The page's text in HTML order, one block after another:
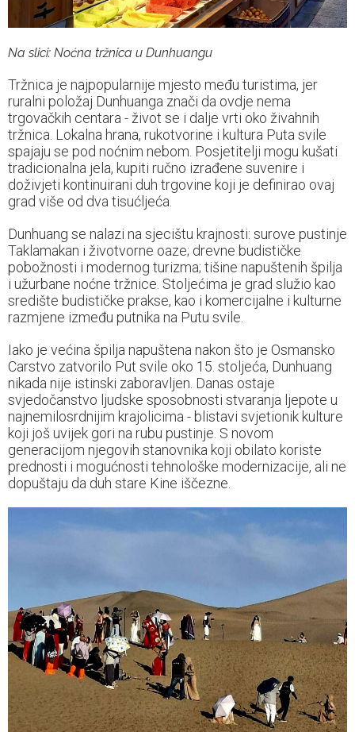
Na slici: Noćna tržnica u Dunhuangu
Tržnica je najpopularnije mjesto među turistima, jer
ruralni položaj Dunhuanga znači da ovdje nema
trgovačkih centara - život se i dalje vrti oko živahnih
tržnica. Lokalna hrana, rukotvorine i kultura Puta svile
spajaju se pod noćnim nebom. Posjetitelji mogu kušati
tradicionalna jela, kupiti ručno izrađene suvenire i
doživjeti kontinuirani duh trgovine koji je definirao ovaj
grad više od dva tisućljeća.
Dunhuang se nalazi na sjecištu krajnosti: surove pustinje
Taklamakan i životvorne oaze; drevne budističke
pobožnosti i modernog turizma; tišine napuštenih špilja
i užurbane noćne tržnice. Stoljećima je grad služio kao
središte budističke prakse, kao i komercijalne i kulturne
razmjene između putnika na Putu svile.
Iako je većina špilja napuštena nakon što je Osmansko
Carstvo zatvorilo Put svile oko 15. stoljeća, Dunhuang
nikada nije istinski zaboravljen. Danas ostaje
svjedočanstvo ljudske sposobnosti stvaranja ljepote u
najnemilosrdnijim krajolicima - blistavi svjetionik kulture
koji još uvijek gori na rubu pustinje. S novom
generacijom njegovih stanovnika koji obilato koriste
prednosti i mogućnosti tehnološke modernizacije, ali ne
dopuštaju da duh stare Kine iščezne.